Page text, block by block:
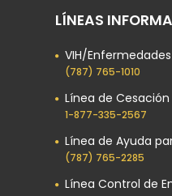
LÍNEAS
VIH/
(787) 765-1010
Línea de
1-877-335-2567
Línea de Ayuda
(787) 765-2285
Línea Control de